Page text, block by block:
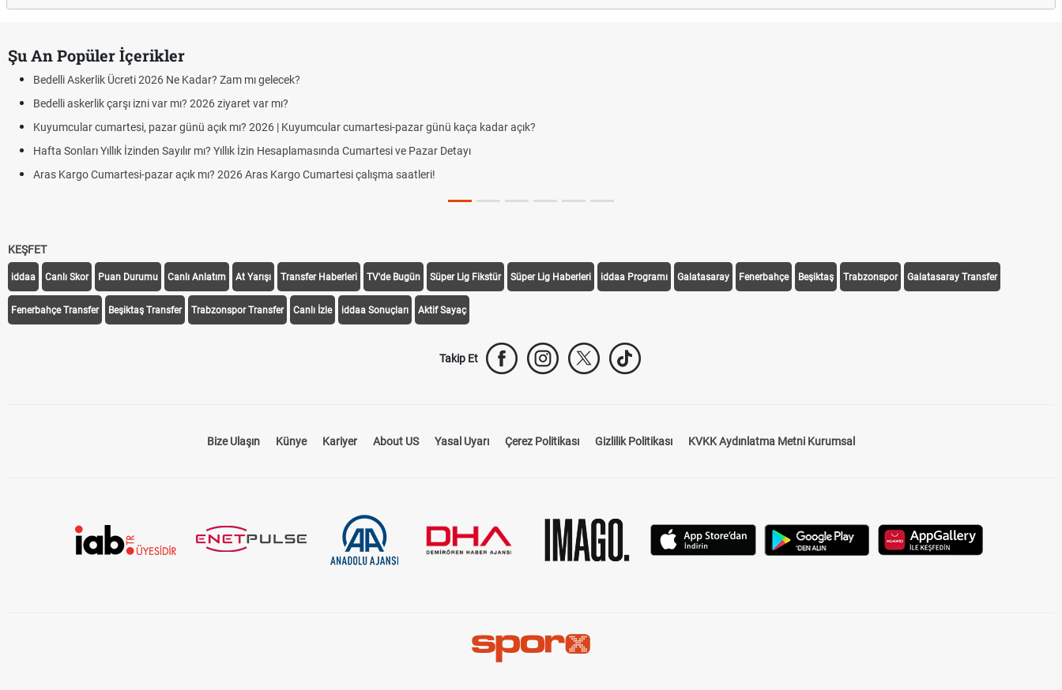
Şu An Popüler İçerikler
Bedelli Askerlik Ücreti 2026 Ne Kadar? Zam mı gelecek?
Bedelli askerlik çarşı izni var mı? 2026 ziyaret var mı?
Kuyumcular cumartesi, pazar günü açık mı? 2026 | Kuyumcular cumartesi-pazar günü kaça kadar açık?
Hafta Sonları Yıllık İzinden Sayılır mı? Yıllık İzin Hesaplamasında Cumartesi ve Pazar Detayı
Aras Kargo Cumartesi-pazar açık mı? 2026 Aras Kargo Cumartesi çalışma saatleri!
KEŞFET
iddaa Canlı Skor Puan Durumu Canlı Anlatım At Yarışı Transfer Haberleri TV'de Bugün Süper Lig Fikstür Süper Lig Haberleri iddaa Programı Galatasaray Fenerbahçe Beşiktaş Trabzonspor Galatasaray Transfer
Fenerbahçe Transfer Beşiktaş Transfer Trabzonspor Transfer Canlı İzle iddaa Sonuçları Aktif Sayaç
Takip Et
Bize Ulaşın Künye Kariyer About US Yasal Uyarı Çerez Politikası Gizlilik Politikası KVKK Aydınlatma Metni Kurumsal